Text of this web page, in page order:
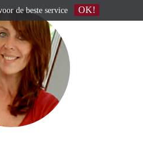
de beste service OK!